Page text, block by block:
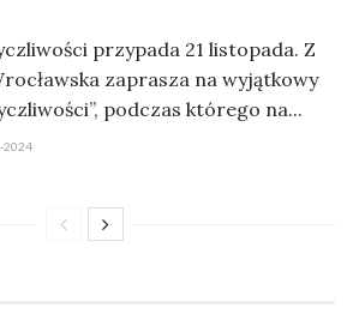
przypada 21 listopada. Z
zaprasza na wyjątkowy
podczas którego na...
2024